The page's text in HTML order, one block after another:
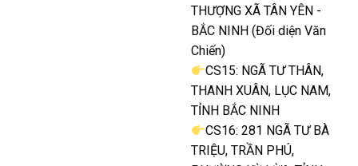
THƯỢNG XÃ TÂN YÊN -
BẮC NINH (Đối diện Văn
Chiến)
CS15: NGÃ TƯ THÂN,
THANH XUÂN, LỤC NAM,
TỈNH BẮC NINH
CS16: 281 NGÃ TƯ BÀ
TRIỆU, TRẦN PHÚ,